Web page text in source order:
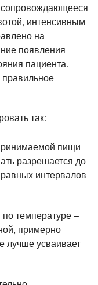
сопровождающееся
интенсивным
на
появления
пациента.
так:
пищи
разрешается до
интервалов
температуре –
примерно
лучше усваивает